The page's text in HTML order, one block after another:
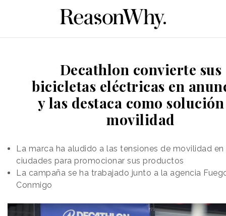
Decathlon convierte sus
bicicletas eléctricas en
y las destaca como
movilidad
La marca ha aludido a las tensiones de movilidad
ciudades para promocionar sus productos
La campaña se ha trabajado junto a la agencia
Conmigo